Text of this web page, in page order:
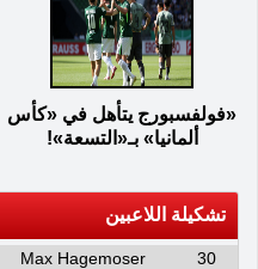
«فولفسبورج يتأهل في «كأس
ألمانيا» بـ«التسعة»!
تشكيلة اللاعبين
30
Max Hagemoser